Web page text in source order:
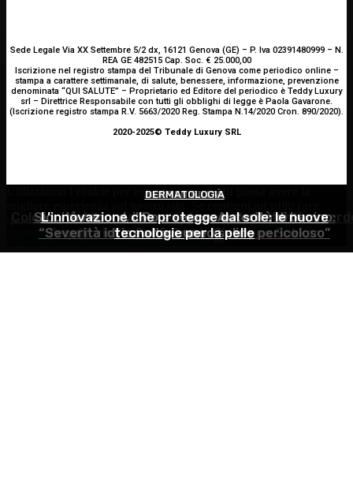
ALIMENTAZIONE
Colon irritabile: cosa succede quando l’intestino
l’equilibrio? – Prof. Samir Giuseppe Sukkar
SOSTENIBILITÀ
Siccità record, il Po a secco. Autorità di bacino:
“Severità idrica alta, cuneo salino pericoloso”
DERMATOLOGIA
L’innovazione che protegge dal sole: le nuove
tecnologie per la pelle
Sede Legale Via XX Settembre 5/2 dx, 16121 Genova (GE) – P. Iva 02391480999 – N.
REA GE 482515 Cap. Soc. € 25.000,00
Iscrizione nel registro stampa del Tribunale di Genova come periodico online –
stampa a carattere settimanale, di salute, benessere, informazione, prevenzione
denominata “QUI SALUTE” – Proprietario ed Editore del periodico è Teddy Luxury
srl – Direttrice Responsabile con tutti gli obblighi di legge è Paola Gavarone.
(Iscrizione registro stampa R.V. 5663/2020 Reg. Stampa N.14/2020 Cron. 890/2020).
2020-2025© Teddy Luxury SRL
Utilizziamo i cookie per essere sicuri che tu possa avere la
questo sito noi constatiamo che tu ne sia felice. Accetto
Continua senza accettare
Privacy policy